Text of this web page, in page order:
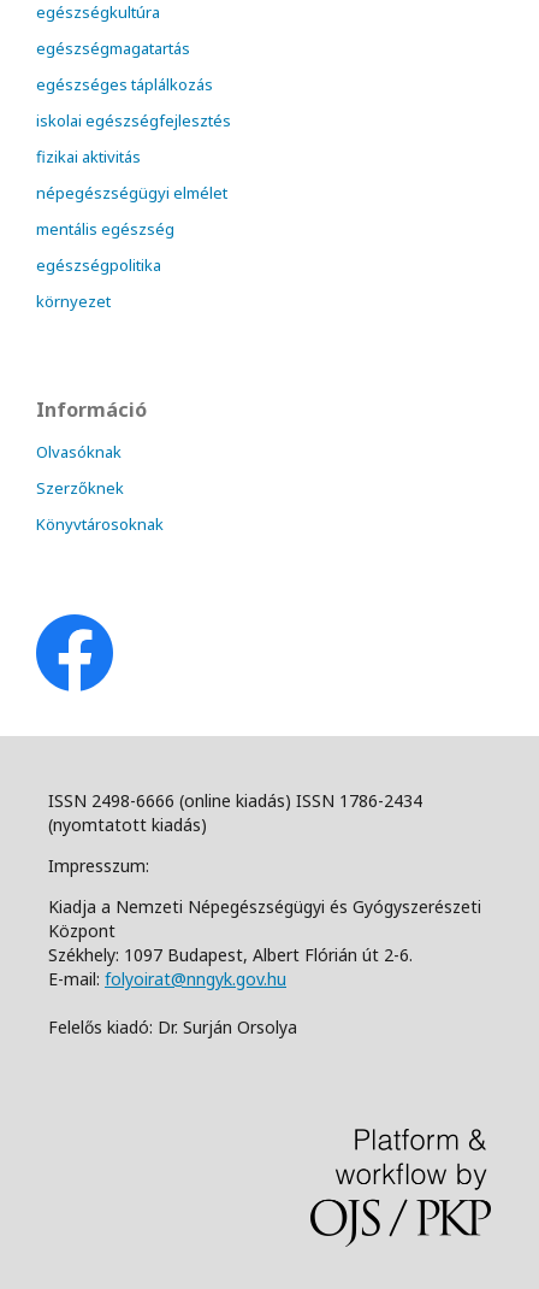
egészségkultúra
egészségmagatartás
egészséges táplálkozás
iskolai egészségfejlesztés
fizikai aktivitás
népegészségügyi elmélet
mentális egészség
egészségpolitika
környezet
Információ
Olvasóknak
Szerzőknek
Könyvtárosoknak
ISSN 2498-6666 (online kiadás) ISSN 1786-2434
(nyomtatott kiadás)
Impresszum:
Kiadja a Nemzeti Népegészségügyi és Gyógyszerészeti
Központ
Székhely: 1097 Budapest, Albert Flórián út 2-6.
E-mail: folyoirat@nngyk.gov.hu
Felelős kiadó: Dr. Surján Orsolya